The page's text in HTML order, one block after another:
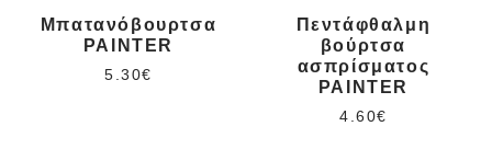
Μπατανόβουρτσα
PAINTER
5.30€
Πεντάφθαλμη
βούρτσα
ασπρίσματος
PAINTER
4.60€